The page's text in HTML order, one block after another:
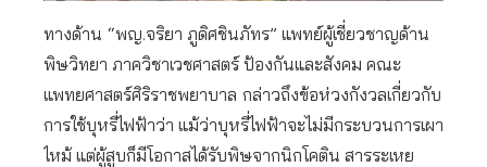
ทางด้าน “พญ.จริยา ภูดิศชินภัทร” แพทย์ผู้เชี่ยวชาญด้าน
พิษวิทยา ภาควิชาเวชศาสตร์ ป้องกันและสังคม คณะ
แพทยศาสตร์ศิริราชพยาบาล กล่าวถึงข้อห่วงกังวลเกี่ยวกับ
การใช้บุหรี่ไฟฟ้าว่า แม้ว่าบุหรี่ไฟฟ้าจะไม่มีกระบวนการเผา
ไหม้ แต่ผู้สูบก็มีโอกาสได้รับพิษจากนิกโคติน สารระเหย